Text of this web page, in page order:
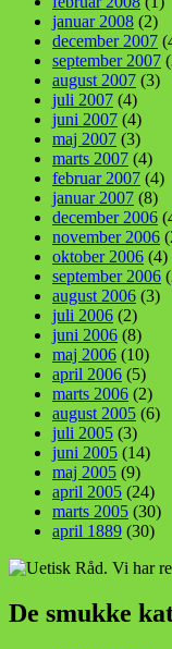
januar 2008 (2)
december 2007
september 2007
august 2007 (3)
juli 2007 (4)
juni 2007 (4)
maj 2007 (3)
marts 2007 (4)
februar 2007 (4)
januar 2007 (8)
december 2006
november 2006
oktober 2006 (4)
september 2006
august 2006 (3)
juli 2006 (2)
juni 2006 (8)
maj 2006 (10)
april 2006 (5)
marts 2006 (2)
august 2005 (6)
juli 2005 (3)
juni 2005 (14)
maj 2005 (9)
april 2005 (24)
marts 2005 (30)
april 1889 (30)
De smukke